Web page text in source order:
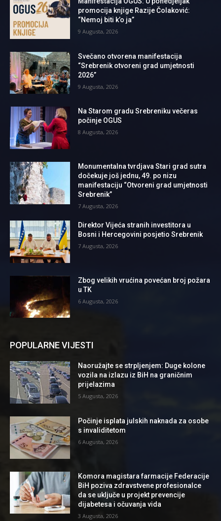
promocija knjige Razije Čolaković:
“Nemoj biti k’o ja”
9 Augusta, 2026
Svečano otvorena manifestacija
“Srebrenik otvoreni grad umjetnosti
2026”
9 Augusta, 2026
Na Starom gradu Srebreniku večeras
počinje OGUS
8 Augusta, 2026
Monumentalna tvrdjava Stari grad sutra
dočekuje još jednu, 49. po nizu
manifestaciju “Otvoreni grad umjetnosti
Srebrenik”
7 Augusta, 2026
Direktor Vijeća stranih investitora u
Bosni i Hercegovini posjetio Srebrenik
7 Augusta, 2026
Zbog velikih vrućina povećan broj požara
u TK
6 Augusta, 2026
POPULARNE VIJESTI
Naoružajte se strpljenjem: Duge kolone
vozila na izlazu iz BiH na graničnim
prijelazima
5 Augusta, 2026
Počinje isplata julskih naknada za osobe
s invaliditetom
6 Augusta, 2026
Komora magistara farmacije Federacije
BiH poziva zdravstvene profesionalce
da se uključe u projekt prevencije
dijabetesa i očuvanja vida
3 Augusta, 2026